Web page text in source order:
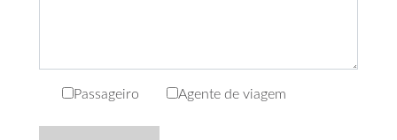
Passageiro Agente de viagem